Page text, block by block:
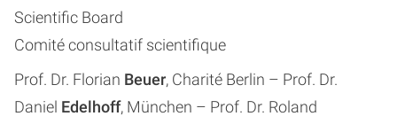
Scientific Board
Comité consultatif scientifique
Prof. Dr. Florian Beuer, Charité Berlin – Prof. Dr.
Daniel Edelhoff, München – Prof. Dr. Roland